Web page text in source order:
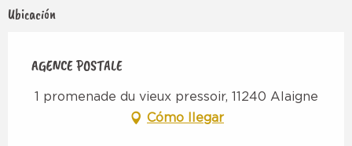
Ubicación
AGENCE POSTALE
1 promenade du vieux pressoir, 11240 Alaigne
Cómo llegar